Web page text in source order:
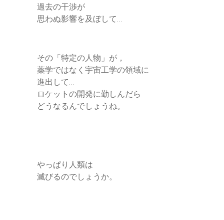
過去の干渉が
思わぬ影響を及ぼして…
その「特定の人物」が，
薬学ではなく宇宙工学の領域に
進出して…
ロケットの開発に勤しんだら
どうなるんでしょうね。
やっぱり人類は
滅びるのでしょうか。